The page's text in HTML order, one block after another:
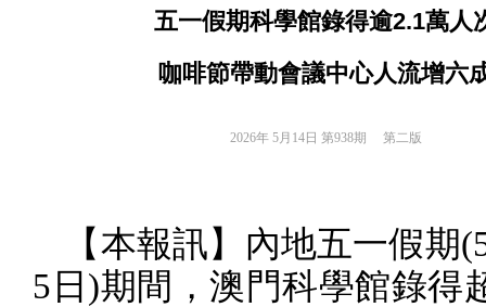
五一假期科學館錄得逾2.1萬人
咖啡節帶動會議中心人流增六
2026年 5月14日 第938期 第二版
【本報訊】內地五一假期
5 日 )期間，澳門科學館錄得